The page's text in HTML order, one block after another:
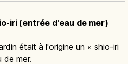
iri (entrée d'eau de mer)
était à l'origine un « shio-iri
de mer.